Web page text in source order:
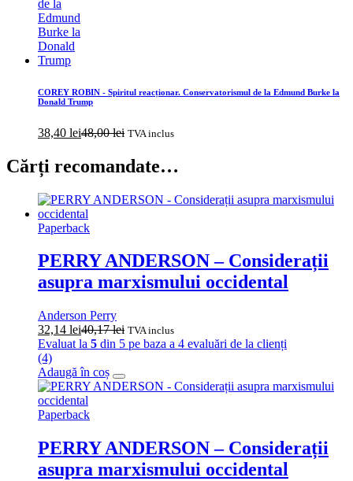
COREY ROBIN - Spiritul reacționar. Conservatorismul de la Edmund Burke la
Donald Trump
38,40 lei48,00lei TVA inclus
Cărți recomandate…
Paperback
PERRY ANDERSON – Considerații
asupra marxismului occidental
Anderson Perry
32,14 lei40,17lei TVA inclus
Evaluat la 5 din 5 pe baza a 4 evaluări de la clienți
(4)
Adaugă în coș
Paperback
PERRY ANDERSON – Considerații
asupra marxismului occidental